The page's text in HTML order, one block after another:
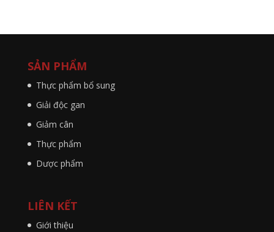
SẢN PHẨM
Thực phẩm bổ sung
Giải độc gan
Giảm cân
Thực phẩm
Dược phẩm
LIÊN KẾT
Giới thiệu